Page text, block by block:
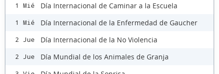
1 Mié Día Internacional de Caminar a la Escuela
1 Mié Día Internacional de la Enfermedad de Gaucher
2 Jue Día Internacional de la No Violencia
2 Jue Día Mundial de los Animales de Granja